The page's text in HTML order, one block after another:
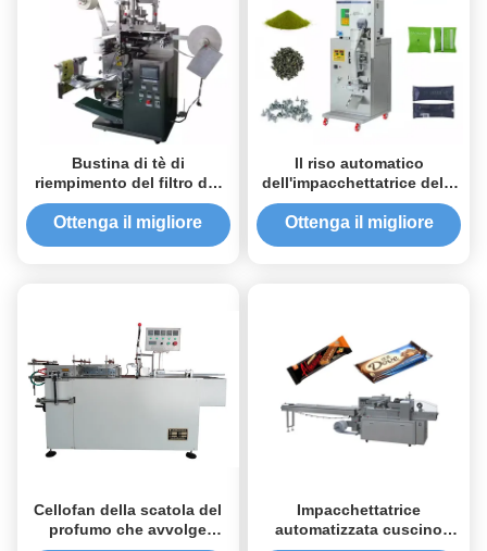
Bustina di tè di
riempimento del filtro dal
gocciolamento
dell'impacchettatrice
automatica della bustina
Ottenga il migliore
Il riso automatico
dell'impacchettatrice delle
bustine aromatizza la
bustina di tè del caffè della
Ottenga il migliore
Cellofan della scatola del
profumo che avvolge
Impacchettatrice
automatizzata cuscino